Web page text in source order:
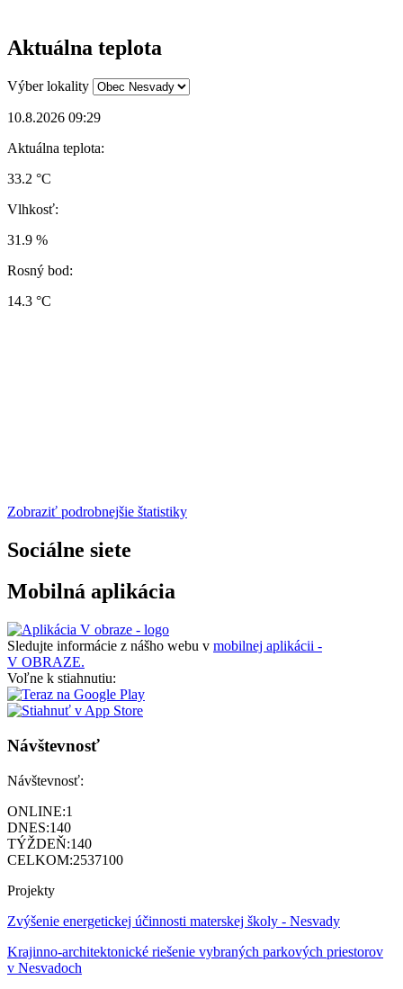
Aktuálna teplota
Výber lokality
10.8.2026 09:29
Aktuálna teplota:
33.2 °C
Vlhkosť:
31.9 %
Rosný bod:
14.3 °C
Zobraziť podrobnejšie štatistiky
Sociálne siete
Mobilná aplikácia
Sledujte informácie z nášho webu v mobilnej aplikácii -
V OBRAZE.
Voľne k stiahnutiu:
Návštevnosť
Návštevnosť:
ONLINE:1
DNES:140
TÝŽDEŇ:140
CELKOM:2537100
Projekty
Zvýšenie energetickej účinnosti materskej školy - Nesvady
Krajinno-architektonické riešenie vybraných parkových priestorov
v Nesvadoch